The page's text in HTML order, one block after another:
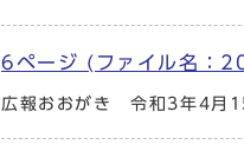
6ページ (ファイル名
広報おおがき 令和3年4月